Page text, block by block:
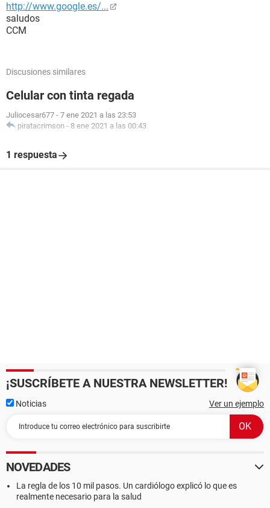
http://www.google.es/...
saludos
CCM
Discusiones similares
Celular con tinta regada
Juliocesar677 - 7 ene 2021 a las 23:53
piratacrimson - 8 ene 2021 a las 00:43
1 respuesta
¡SUSCRÍBETE A NUESTRA NEWSLETTER!
Noticias Ver un ejemplo
NOVEDADES
La regla de los 10 mil pasos. Un cardiólogo explicó lo que es
realmente necesario para la salud